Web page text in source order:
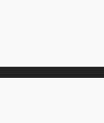
experience while
these, the cookies
on your browser
basic functionalities